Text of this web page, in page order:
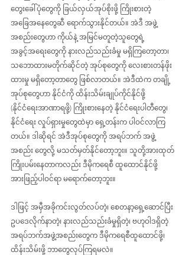
တွေးခေါ်ပုံတွေကို ခြယ်လှယ်အုပ်စိုးဖို့ ကြိုးစားတဲ့
အခြေအနေတွေဆီ ရောက်သွားနိုင်တယ်။ အဲဒီ အဖွဲ့
အစည်းတွေဟာ ကိုယ်နဲ့ အမြင်မတူတဲ့သူတွေရဲ့
အခွင့်အရေးတွေကို နားလည်သည်းခံမှု မရှိကြတော့တာ၊
သဘောထားမတိုက်ဆိုင်တဲ့ အုပ်စုတွေကို လေးစားတန်ဖိုး
ထားမှု မရှိတော့တာတွေ ဖြစ်လာတယ်။ အဲဒီထဲက တချို့
အုပ်စုတွေဟာ နိုင်ငံကို ထိန်းသိမ်းချုပ်ကိုင်နိုင်ဖို့
(နိုင်ငံရေးအာဏာရဖို့) ကြိုးစားနေတဲ့ နိုင်ငံရေးပါတီတွေ၊
နိုင်ငံရေး လှုပ်ရှားမှုတွေထဲမှာ ရှေ့တန်းက ပါဝင်လာကြ
တယ်။ ဒါဆိုရင် အဲဒီအုပ်စုတွေကို အရပ်ဘက် အဖွဲ့
အစည်း တွေလို့ မသတ်မှတ်နိုင်တော့ဘူး။ သူတို့အားထုတ်
ကြိုးပမ်းနေတာကလည်း ဒီမိုကရေစီ ထူထောင်နိုင်ဖို့
အားဖြည့်ပါဝင်ရာ မရောက်တော့ဘူး။
ဒါဖြင့် အမှီအခိုကင်းလွတ်လပ်တဲ့၊ စေတနာ့ရှေ့ဆောင်ပြီး
ဥပဒေလိုက်နာတဲ့၊ နားလည်သည်းခံမှုရှိတဲ့၊ ဗဟုဝါဒရှိတဲ့
အရပ်ဘက်အဖွဲ့အစည်းတွေက ဒီမိုကရေစီထူထောင်ဖို့၊
ထိန်းသိမ်းဖို့ ဘာတွေလုပ်ကြရမလဲ။